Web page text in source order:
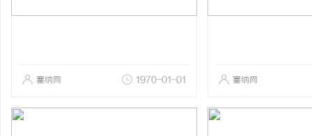
塞纳网 1970-01-01 塞纳网